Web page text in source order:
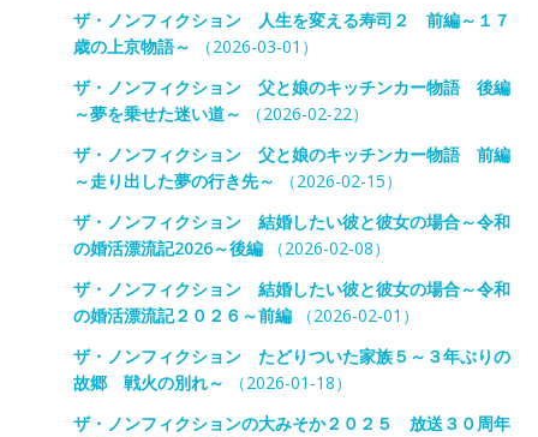
ザ・ノンフィクション 人生を変える寿司２ 前編～１７
歳の上京物語～
（2026-03-01）
ザ・ノンフィクション 父と娘のキッチンカー物語 後編
～夢を乗せた迷い道～
（2026-02-22）
ザ・ノンフィクション 父と娘のキッチンカー物語 前編
～走り出した夢の行き先～
（2026-02-15）
ザ・ノンフィクション 結婚したい彼と彼女の場合～令和
の婚活漂流記2026～後編（2026-02-08）
ザ・ノンフィクション 結婚したい彼と彼女の場合～令和
の婚活漂流記２０２６～前編（2026-02-01）
ザ・ノンフィクション たどりついた家族５～３年ぶりの
故郷 戦火の別れ～
（2026-01-18）
ザ・ノンフィクションの大みそか２０２５ 放送３０周年